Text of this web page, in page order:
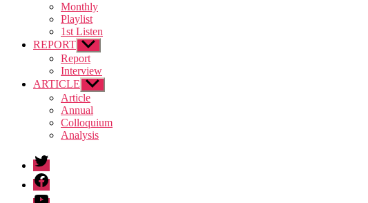
Monthly
Playlist
1st Listen
REPORT Show
sub
menu
Report
Interview
ARTICLE Show
sub
menu
Article
Annual
Colloquium
Analysis
twitter
facebook
Youtube